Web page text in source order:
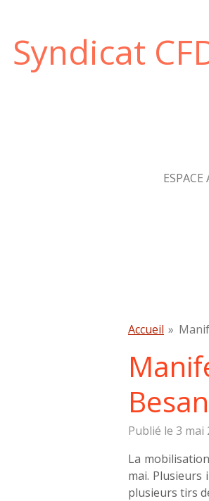
contenu
principal
Syndicat
Accueil »
Publié le 3 mai
La
mai. Plusieurs
plusieurs tirs